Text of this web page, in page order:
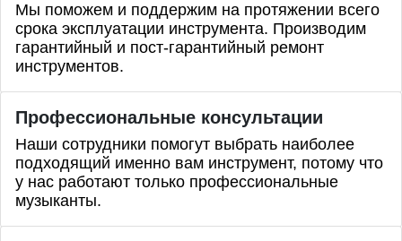
Мы поможем и поддержим на протяжении всего
срока эксплуатации инструмента. Производим
гарантийный и пост-гарантийный ремонт
инструментов.
Профессиональные консультации
Наши сотрудники помогут выбрать наиболее
подходящий именно вам инструмент, потому что
у нас работают только профессиональные
музыканты.